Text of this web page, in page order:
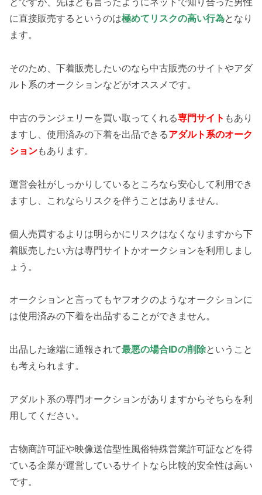
に直接販売するというのは極めてリスクの高い行為となり
ます。
そのため、下着販売したいのなら中古販売のサイトやアダ
ルト系のオークションなどがオススメです。
中古のランジェリーを買い取ってくれる専門サイト もあり
ますし、使用済みの下着を出品できるアダルト系のオーク
ションもあります。
運営会社がしっかりしているところなら安心して利用でき
ますし、これならリスクを伴うことはありません。
個人売買するよりは明らかにリスクはなくなりますから下
着販売したい方は専門サイトかオークションを利用しまし
ょう。
オークションと言ってもヤフオクのようなオークションに
は使用済みの下着を出品することができません。
出品した途端に通報されて最悪の場合IDの削除ということ
も考えられます。
アダルト系の専門オークションがありますからそちらを利
用してください。
古物商許可証や映像送信型性風俗特殊営業許可証などを得
ている企業が運営しているサイトなら比較的安全性は高い
です。